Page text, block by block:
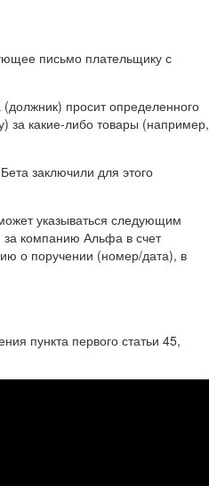
письмо плательщику с
просит определенного
за какие-либо товары (например,
заключили для этого
указываться следующим
за компанию Альфа в счет
о поручении (номер/дата), в
пункта первого статьи 45,